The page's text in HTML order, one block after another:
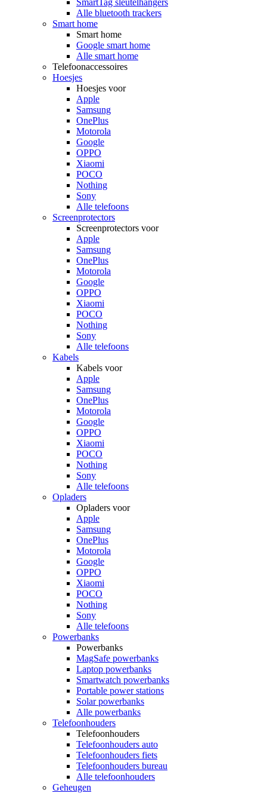
SmartTag sleutelhangers
Alle bluetooth trackers
Smart home
Smart home
Google smart home
Alle smart home
Telefoonaccessoires
Hoesjes
Hoesjes voor
Apple
Samsung
OnePlus
Motorola
Google
OPPO
Xiaomi
POCO
Nothing
Sony
Alle telefoons
Screenprotectors
Screenprotectors voor
Apple
Samsung
OnePlus
Motorola
Google
OPPO
Xiaomi
POCO
Nothing
Sony
Alle telefoons
Kabels
Kabels voor
Apple
Samsung
OnePlus
Motorola
Google
OPPO
Xiaomi
POCO
Nothing
Sony
Alle telefoons
Opladers
Opladers voor
Apple
Samsung
OnePlus
Motorola
Google
OPPO
Xiaomi
POCO
Nothing
Sony
Alle telefoons
Powerbanks
Powerbanks
MagSafe powerbanks
Laptop powerbanks
Smartwatch powerbanks
Portable power stations
Solar powerbanks
Alle powerbanks
Telefoonhouders
Telefoonhouders
Telefoonhouders auto
Telefoonhouders fiets
Telefoonhouders bureau
Alle telefoonhouders
Geheugen